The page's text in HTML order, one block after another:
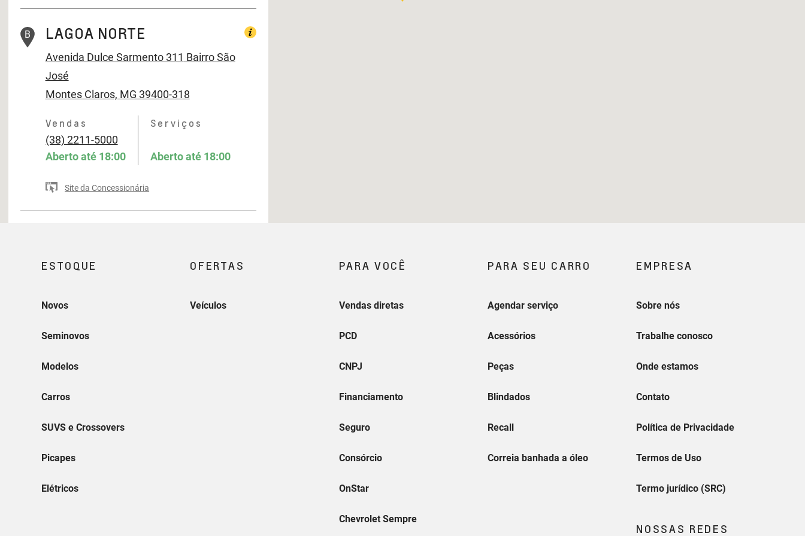
B LAGOA NORTE
Avenida Dulce Sarmento 311 Bairro São
José
Montes Claros, MG 39400-318
Vendas
(38) 2211-5000
Aberto até 18:00
Serviços
Aberto até 18:00
Site da Concessionária